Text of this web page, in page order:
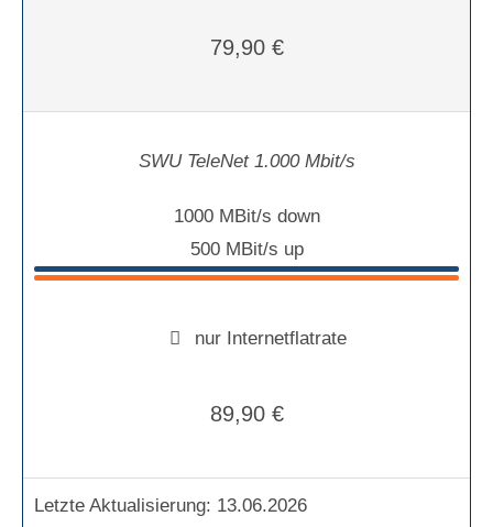
79,90 €
SWU TeleNet 1.000 Mbit/s
1000 MBit/s down
500 MBit/s up
nur Internetflatrate
89,90 €
Letzte Aktualisierung: 13.06.2026